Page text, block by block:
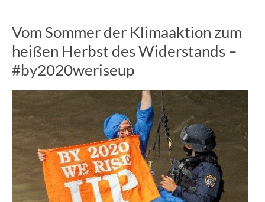
Vom Sommer der Klimaaktion zum
heißen Herbst des Widerstands –
#by2020weriseup